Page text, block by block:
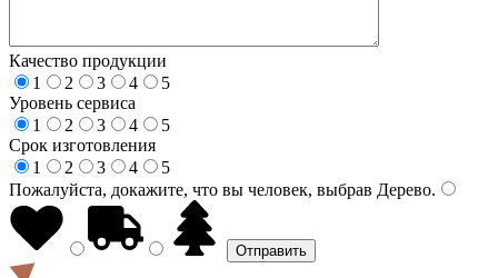
Качество продукции
1
2 3 4
5
Уровень сервиса
1
2 3 4
5
Срок изготовления
1
2 3 4
5
Пожалуйста, докажите, что вы человек, выбрав Дерево.